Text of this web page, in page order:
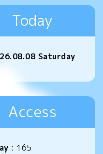
Today
Saturday
Access
: 165